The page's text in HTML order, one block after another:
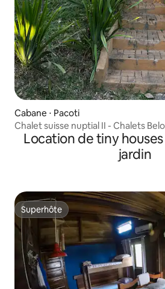
Cabane ⋅ Pacoti
Chalet suisse nuptial II - Chalets
Location de tiny
jardin
Superhôte
Superhôte